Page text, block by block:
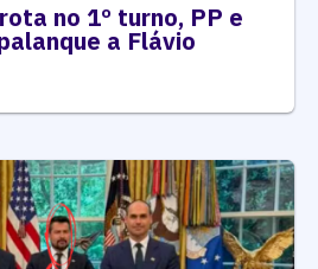
no 1º turno, PP e
a Flávio